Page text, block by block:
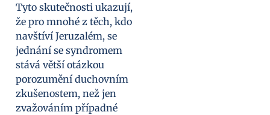
Tyto skutečnosti ukazují,
že pro mnohé z těch, kdo
navštíví Jeruzalém, se
jednání se syndromem
stává větší otázkou
porozumění duchovním
zkušenostem, než jen
zvažováním případné